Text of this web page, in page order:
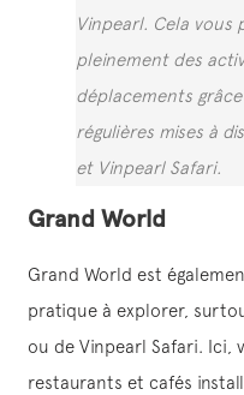
Vinpearl. Cela
pleinement des
déplacements
régulières mises à
et Vinpearl Safari.
Grand World
Grand World est
pratique à explorer,
ou de Vinpearl Safari. Ici,
restaurants et cafés